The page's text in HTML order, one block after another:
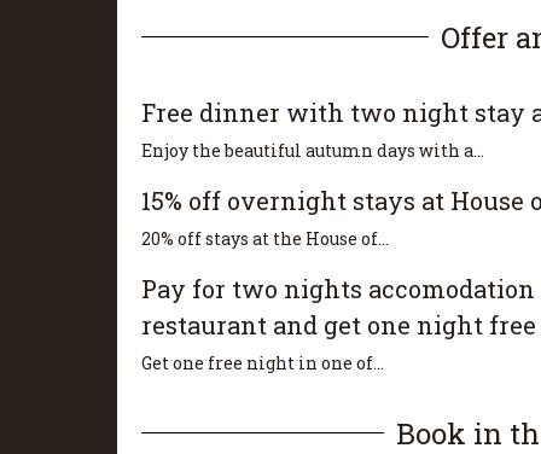
Offer
Free dinner with two night stay
Enjoy the beautiful autumn days with a...
15% off overnight stays at House
20% off stays at the House of...
Pay for two nights
restaurant and get one night free
Get one free night in one of...
Book in